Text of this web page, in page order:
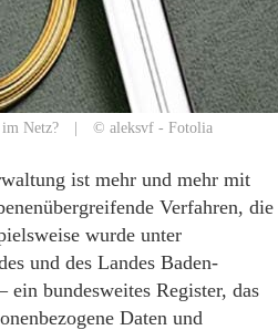
im Netz? | © aleksvf - Fotolia
ist mehr und mehr mit
Verfahren, die
wurde unter
und des Landes Baden-
bundesweites Register, das
Daten und